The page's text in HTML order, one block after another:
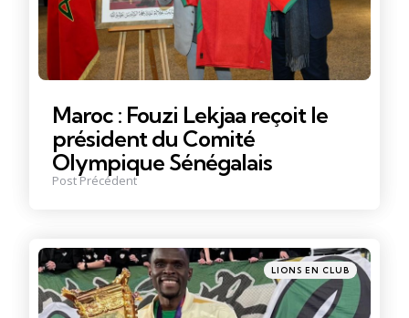
Maroc : Fouzi Lekjaa reçoit le
président du Comité
Olympique Sénégalais
Post Précédent
Posté
dans
LIONS EN CLUB